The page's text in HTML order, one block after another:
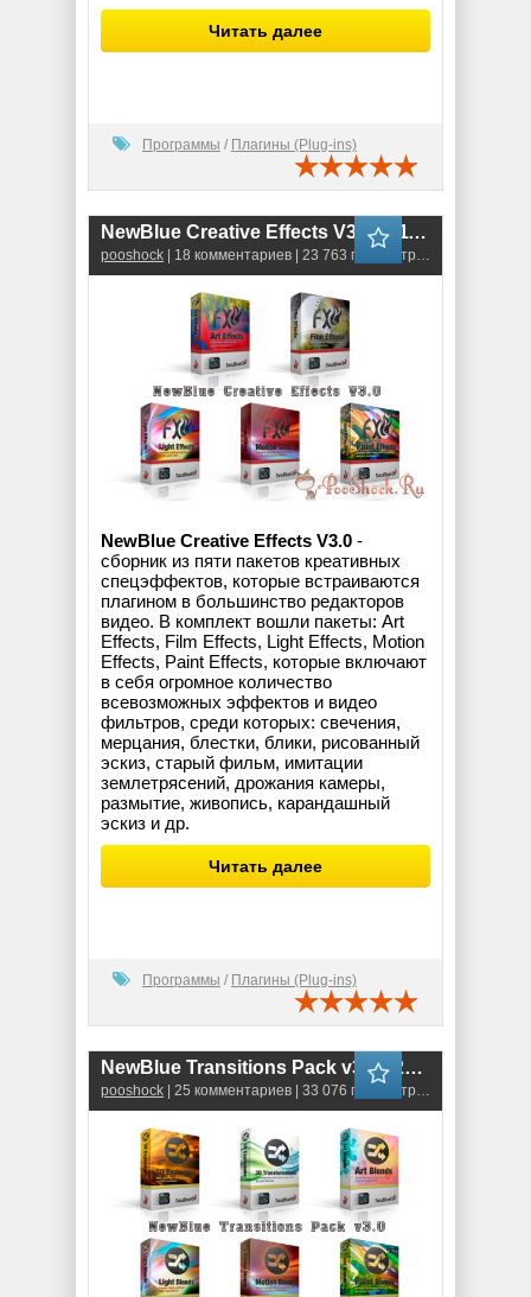
Читать далее
Программы / Плагины (Plug-ins)
NewBlue Creative Effects V3.0.121113
pooshock | 18 комментариев | 23 763 просмотров
NewBlue Creative Effects V3.0 -
сборник из пяти пакетов креативных
спецэффектов, которые встраиваются
плагином в большинство редакторов
видео. В комплект вошли пакеты: Art
Effects, Film Effects, Light Effects, Motion
Effects, Paint Effects, которые включают
в себя огромное количество
всевозможных эффектов и видео
фильтров, среди которых: свечения,
мерцания, блестки, блики, рисованный
эскиз, старый фильм, имитации
землетрясений, дрожания камеры,
размытие, живопись, карандашный
эскиз и др.
Читать далее
Программы / Плагины (Plug-ins)
NewBlue Transitions Pack v3.0.121113
pooshock | 25 комментариев | 33 076 просмотров